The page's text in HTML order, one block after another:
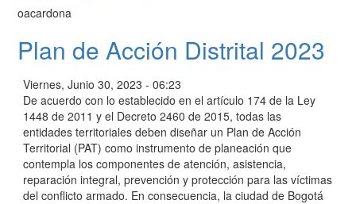
oacardona
Plan de Acción Distrital 2023
Viernes, Junio 30, 2023 - 06:23
De acuerdo con lo establecido en el artículo 174 de la Ley
1448 de 2011 y el Decreto 2460 de 2015, todas las
entidades territoriales deben diseñar un Plan de Acción
Territorial (PAT) como instrumento de planeación que
contempla los componentes de atención, asistencia,
reparación integral, prevención y protección para las víctimas
del conflicto armado. En consecuencia, la ciudad de Bogotá